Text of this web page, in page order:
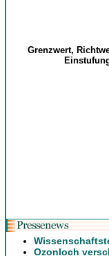
Grenzwert,
Ozonloch